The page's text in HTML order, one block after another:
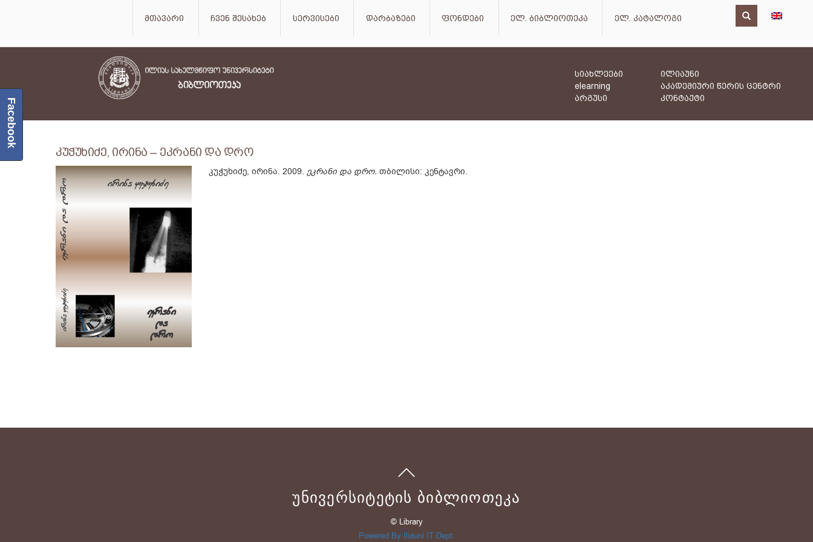
მთავარი ჩვენ შესახებ სერვისები დარბაზები ფონდები ელ. ბიბლიოთეკა ელ. კატალოგი
სიახლეები
elearning
არგუსი
ილიაუნი
აკადემიური წერის ცენტრი
კონტაქტი
კუჭუხიძე, ირინა – ეკრანი და დრო
კუჭუხიძე, ირინა. 2009. ეკრანი და დრო. თბილისი: კენტავრი.
ᲣᲜᲘᲕᲔᲠᲡᲘᲢᲔᲢᲘᲡ ᲑᲘᲑᲚᲘᲝᲗᲔᲙᲐ
© Library
Powered By Iliauni IT Dept.
Facebook